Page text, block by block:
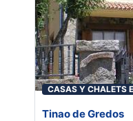
CASAS Y CHALETS
Tinao de Gredos